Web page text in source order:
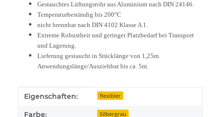
Gestauchtes Lüftungsrohr aus Aluminium nach DIN 24146.
Temperaturbeständig bis 200°C
nicht brennbar nach DIN 4102 Klasse A 1.
Extreme Robustheit und geringer Platzbedarf bei Transport
und Lagerung.
Lieferung gestaucht in Stücklänge von 1,25m.
Anwendungslänge/Ausziehbar bis ca. 5m.
Produkteigenschaft
Wert
Eigenschaften: flexibler
Farbe: Silbergrau